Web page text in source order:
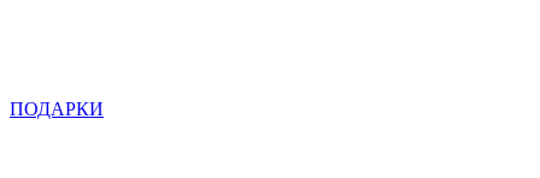
ПОДАРКИ